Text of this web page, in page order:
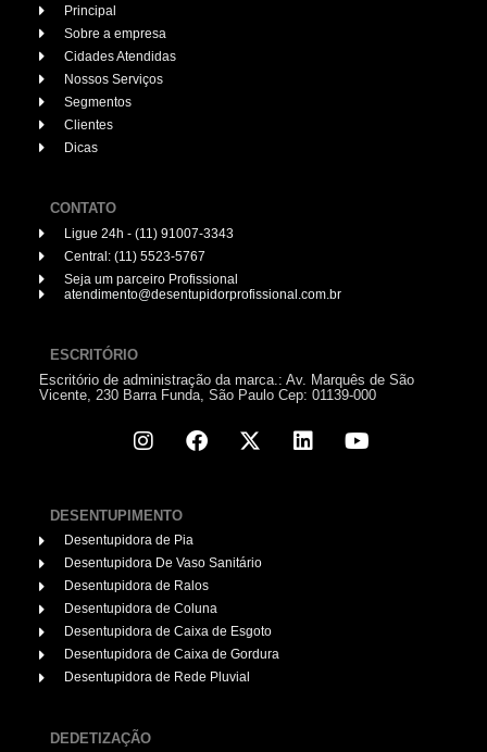
Principal
Sobre a empresa
Cidades Atendidas
Nossos Serviços
Segmentos
Clientes
Dicas
CONTATO
Ligue 24h - (11) 91007-3343
Central: (11) 5523-5767
Seja um parceiro Profissional
atendimento@desentupidorprofissional.com.br
ESCRITÓRIO
Escritório de administração da marca.: Av. Marquês de São
Vicente, 230 Barra Funda, São Paulo Cep: 01139-000
DESENTUPIMENTO
Desentupidora de Pia
Desentupidora De Vaso Sanitário
Desentupidora de Ralos
Desentupidora de Coluna
Desentupidora de Caixa de Esgoto
Desentupidora de Caixa de Gordura
Desentupidora de Rede Pluvial
DEDETIZAÇÃO